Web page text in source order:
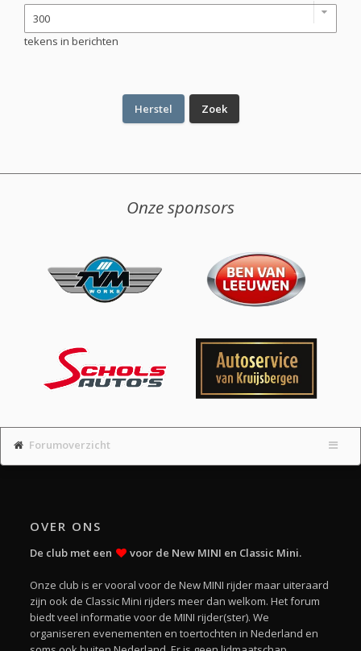
tekens in berichten
Onze sponsors
Forumoverzicht
OVER ONS
De club met een voor de New MINI en Classic Mini.
Onze club is er vooral voor de New MINI rijder maar uiteraard
zijn ook de Classic Mini rijders meer dan welkom. Het forum
biedt veel informatie voor de MINI rijder(ster). We
organiseren evenementen en toertochten in Nederland en